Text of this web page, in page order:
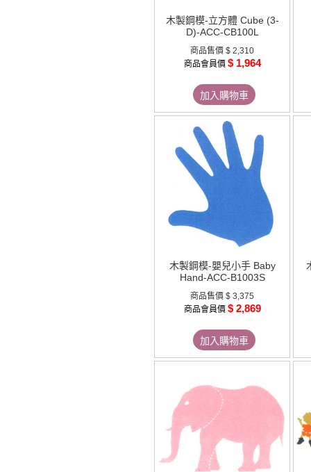
木製鋼模-立方體 Cube (3-
D)-ACC-CB100L
商品售價 $ 2,310
商品會員價 $ 1,964
加入購物車
木製鋼模-嬰兒小手 Baby
Hand-ACC-B1003S
商品售價 $ 3,375
商品會員價 $ 2,869
加入購物車